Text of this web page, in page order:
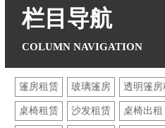
栏目导航
篷房租赁 玻璃篷房 透明篷房
桌椅租赁 沙发租赁 桌椅出租